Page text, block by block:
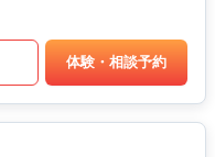
体験・相談予約